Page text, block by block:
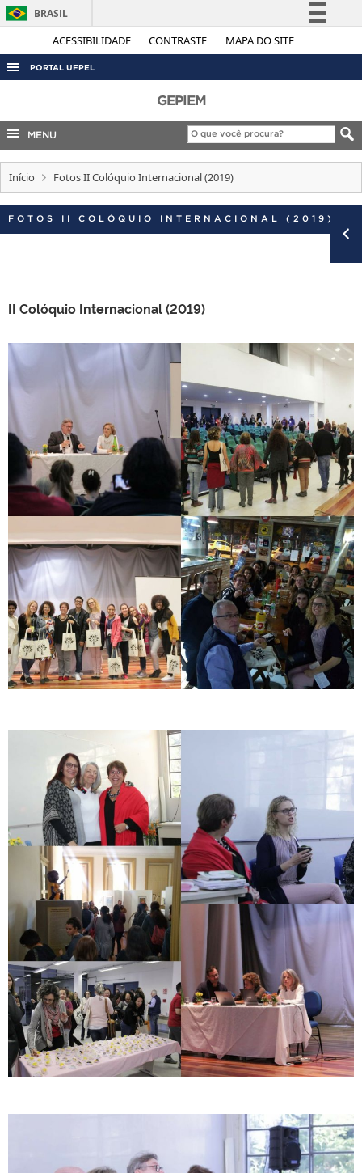
ACESSIBILIDADE CONTRASTE MAPA DO SITE
BRASIL
Simplifique!
Legislação
Canais
PORTAL UFPEL
AUDITORIA
COBALTO
CONCURSOS
EDITAIS
INTERNACIONAL
TELEFONES
GEPIEM
MENU
Início Fotos II Colóquio Internacional (2019)
FOTOS II COLÓQUIO INTERNACIONAL (2019)
II Colóquio Internacional (2019)